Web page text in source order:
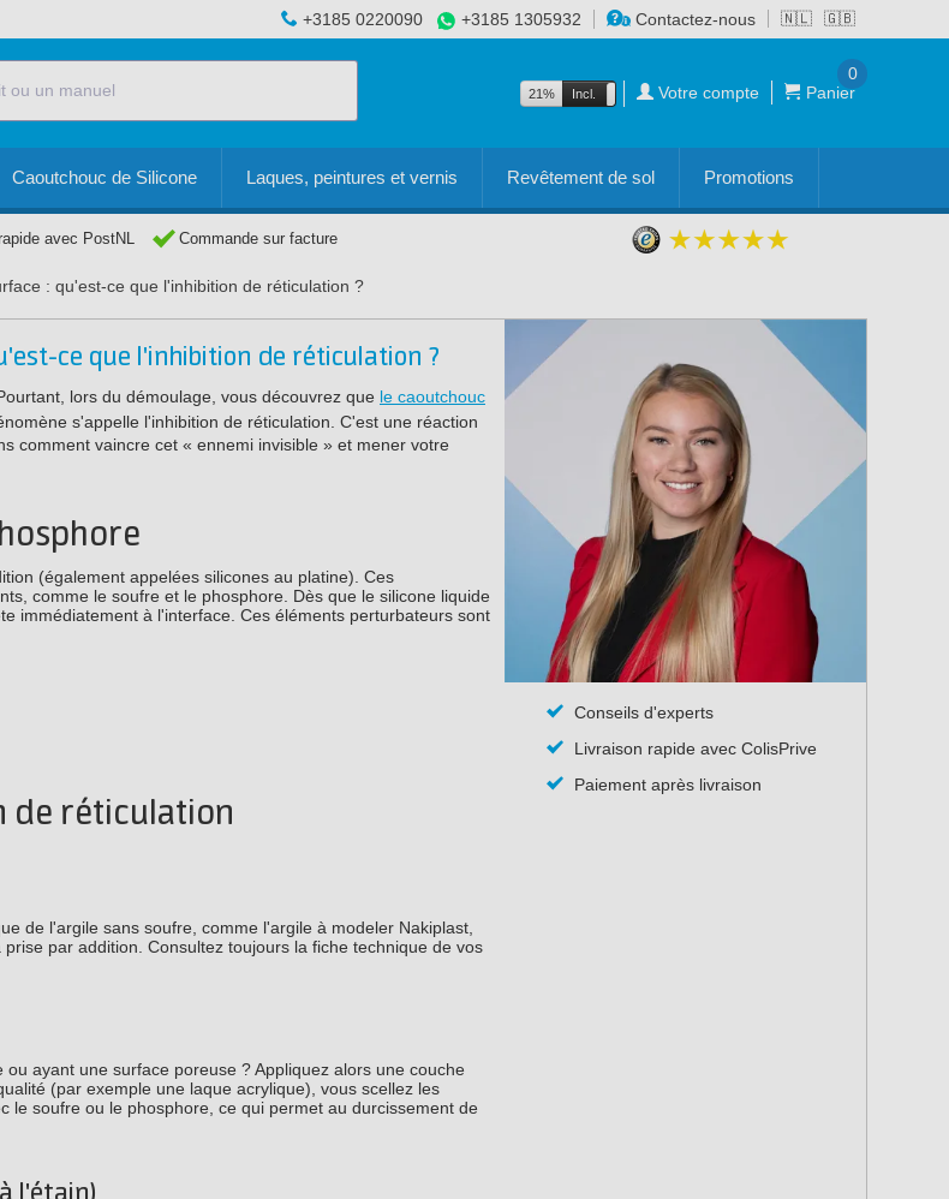
🇳🇱 🇬🇧
+3185 0220090 +3185 1305932 Contactez-nous
21% Incl. Excl. Votre compte Panier
0
Caoutchouc de Silicone Laques, peintures et vernis Revêtement de sol Promotions
avec PostNL Commande sur facture
: qu'est-ce que l'inhibition de réticulation ?
ce que l'inhibition de réticulation ?
lors du démoulage, vous découvrez que le caoutchouc
s'appelle l'inhibition de réticulation. C'est une réaction
comment vaincre cet « ennemi invisible » et mener votre
(également appelées silicones au platine). Ces
comme le soufre et le phosphore. Dès que le silicone liquide
immédiatement à l'interface. Ces éléments perturbateurs sont
de réticulation
de l'argile sans soufre, comme l'argile à modeler Nakiplast,
par addition. Consultez toujours la fiche technique de vos
ayant une surface poreuse ? Appliquez alors une couche
(par exemple une laque acrylique), vous scellez les
le soufre ou le phosphore, ce qui permet au durcissement de
Conseils d'experts
Livraison rapide avec ColisPrive
Paiement après livraison